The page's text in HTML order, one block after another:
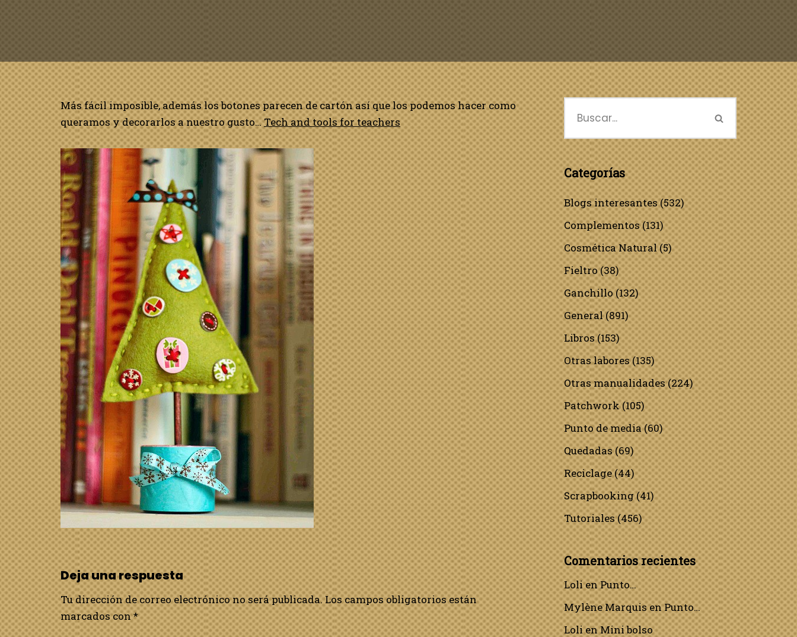
Más fácil imposible, además los botones parecen de cartón así que los podemos hacer como
queramos y decorarlos a nuestro gusto…Tech and tools for teachers
Deja una respuesta
Tu dirección de correo electrónico no será publicada. Los campos obligatorios están
marcados con*
Categorías
Blogs interesantes(532)
Complementos(131)
Cosmética Natural(5)
Fieltro(38)
Ganchillo(132)
General(891)
Libros(153)
Otras labores(135)
Otras manualidades(224)
Patchwork(105)
Punto de media(60)
Quedadas(69)
Reciclage(44)
Scrapbooking(41)
Tutoriales(456)
Comentarios recientes
LolienPunto…
Mylène MarquisenPunto…
LolienMini bolso